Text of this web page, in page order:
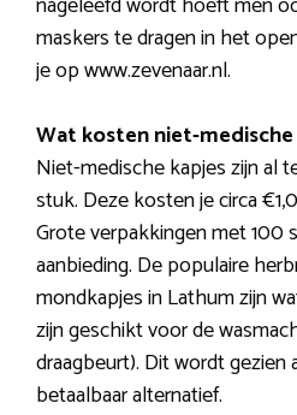
maskers te dragen in het
je op www.zevenaar.nl.
Wat kosten niet-
Niet-medische kapjes zijn al
stuk. Deze kosten je circa
Grote verpakkingen met 100
aanbieding. De populaire
mondkapjes in Lathum zijn
zijn geschikt voor de
draagbeurt). Dit wordt
betaalbaar alternatief.